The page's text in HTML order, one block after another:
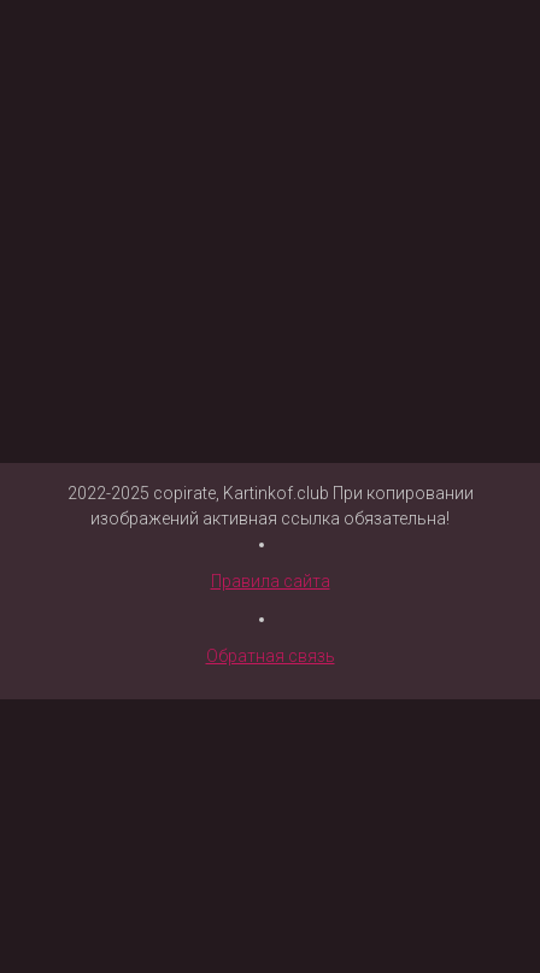
2022-2025 copirate, Kartinkof.club При копировании
изображений активная ссылка обязательна!
Правила сайта
Обратная связь